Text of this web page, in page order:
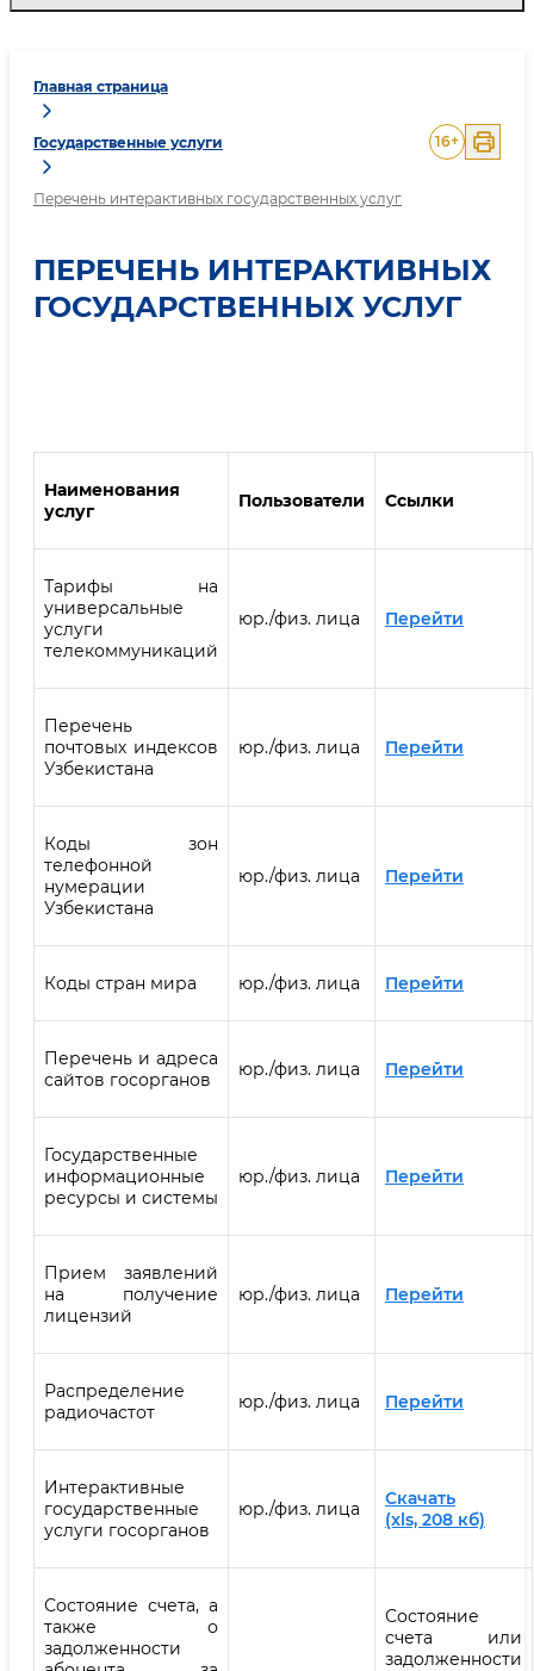
Главная страница
Государственные услуги
Перечень интерактивных государственных услуг
16+
ПЕРЕЧЕНЬ ИНТЕРАКТИВНЫХ
ГОСУДАРСТВЕННЫХ УСЛУГ
Наименования
услуг
Пользователи Ссылки
Тарифы на
универсальные
услуги
телекоммуникаций
юр./физ. лица Перейти
Перечень
почтовых индексов
Узбекистана
юр./физ. лица Перейти
Коды зон
телефонной
нумерации
Узбекистана
юр./физ. лица Перейти
Коды стран мира юр./физ. лица Перейти
Перечень и адреса
сайтов госорганов ‎
юр./физ. лица Перейти
Государственные
информационные
ресурсы и системы
юр./физ. лица Перейти
Прием заявлений
на получение
лицензий
юр./физ. лица Перейти
Распределение
радиочастот
юр./физ. лица Перейти
Интерактивные
государственные
услуги госорганов
юр./физ. лица
Скачать
(xls, 208 кб)
Состояние счета, а
также о
задолженности
Состояние
счета или
задолженности